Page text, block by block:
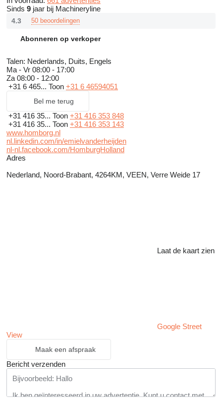
Sinds 9 jaar bij Machineryline
4.3 50 beoordelingen
Abonneren op verkoper
Talen: Nederlands, Duits, Engels
Ma - Vr 08:00 - 17:00
Za 08:00 - 12:00
+31 6 465... Toon +31 6 46594051
Bel me terug
+31 416 35... Toon +31 416 353 848
+31 416 35... Toon +31 416 353 143
www.homborg.nl
nl.linkedin.com/in/emielvanderheijden
nl-nl.facebook.com/HomburgHolland
Adres
Nederland, Noord-Brabant, 4264KM, VEEN, Verre Weide 17
Laat de kaart zien
Google Street
View
Maak een afspraak
Bericht verzenden